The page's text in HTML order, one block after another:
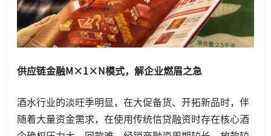
供应链金融M×1×N模式，解企业燃眉之急
酒水行业的淡旺季明显，在大促备货、开拓新品时，伴
随着大量资金需求，在使用传统信贷融资时存在核心酒